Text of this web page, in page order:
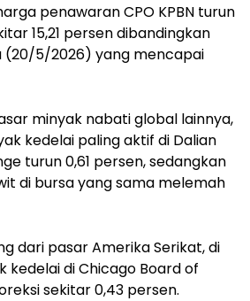
penawaran CPO KPBN turun
15,21 persen dibandingkan
(20/5/2026) yang mencapai
minyak nabati global lainnya,
kedelai paling aktif di Dalian
turun 0,61 persen, sedangkan
di bursa yang sama melemah
dari pasar Amerika Serikat, di
kedelai di Chicago Board of
sekitar 0,43 persen.